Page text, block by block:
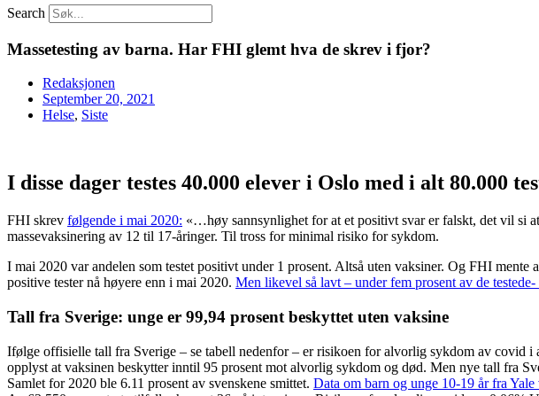
Search
Massetesting av barna. Har FHI glemt hva de skrev i fjor?
Redaksjonen
September 20, 2021
Helse, Siste
I disse dager testes 40.000 elever i Oslo med i alt 80.000
FHI skrev følgende i mai 2020: «…høy sannsynlighet for at et positivt svar er falskt, det vil si
massevaksinering av 12 til 17-åringer. Til tross for minimal risiko for sykdom.
I mai 2020 var andelen som testet positivt under 1 prosent. Altså uten vaksiner. Og FHI
positive tester nå høyere enn i mai 2020. Men likevel så lavt – under fem prosent av de testede-
Tall fra Sverige: unge er 99,94 prosent beskyttet uten vaksine
Ifølge offisielle tall fra Sverige – se tabell nedenfor – er risikoen for alvorlig sykdom av covid
opplyst at vaksinen beskytter inntil 95 prosent mot alvorlig sykdom og død. Men nye tall fra
Samlet for 2020 ble 6.11 prosent av svenskene smittet. Data om barn og unge 10-19 år fra Yale